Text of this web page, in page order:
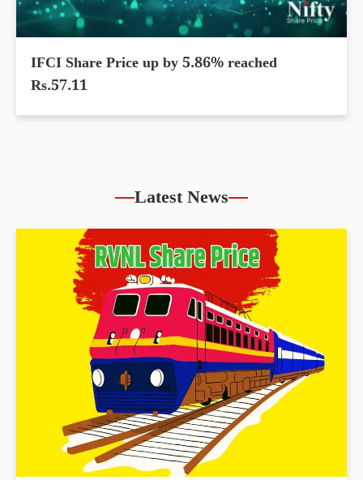
IFCI Share Price up by 5.86% reached
Rs.57.11
Latest News